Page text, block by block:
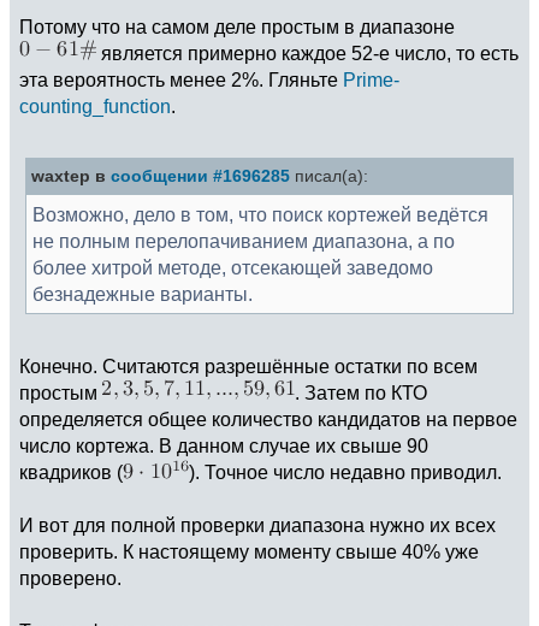
Потому что на самом деле простым в диапазоне
является примерно каждое 52-e число, то есть
эта вероятность менее 2%. Гляньте Prime-
counting_function
waxtep в сообщении #1696285 писал(а):
Возможно, дело в том, что поиск кортежей ведётся
не полным перелопачиванием диапазона, а по
более хитрой методе, отсекающей заведомо
безнадежные варианты.
Конечно. Считаются разрешённые остатки по всем
простым
. Затем по КТО
определяется общее количество кандидатов на первое
число кортежа. В данном случае их свыше 90
квадриков (
). Точное число недавно приводил.
И вот для полной проверки диапазона нужно их всех
проверить. К настоящему моменту свыше 40% уже
проверено.